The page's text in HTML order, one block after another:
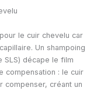
le cuir chevelu car
Un shampoing
décape le film
compensation : le cuir
compenser, créant un